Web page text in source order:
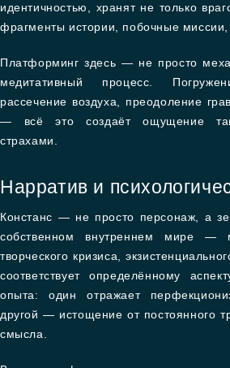
идентичностью, хранят не только
фрагменты истории, побочные миссии,
Платформинг здесь — не просто
медитативный процесс.
рассечение воздуха, преодоление
— всё это создаёт ощущение
страхами.
Нарратив и
Констанс — не просто персонаж, а
собственном внутреннем мире —
творческого кризиса,
соответствует определённому
опыта: один отражает
другой — истощение от постоянного
смысла.